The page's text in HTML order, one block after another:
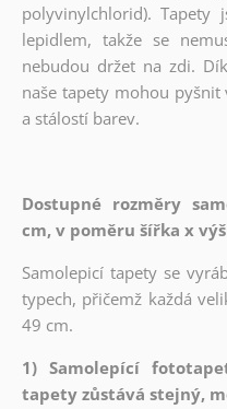
polyvinylchlorid).
lepidlem, takže se
nebudou držet na zdi.
naše tapety mohou
a stálostí barev.
Dostupné rozměry
cm, v poměru šířka x
Samolepicí tapety se
typech, přičemž každá
49 cm.
1) Samolepící
tapety zůstává stejný,